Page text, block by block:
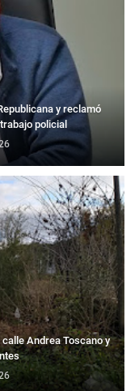
y reclamó
policial
Andrea Toscano y